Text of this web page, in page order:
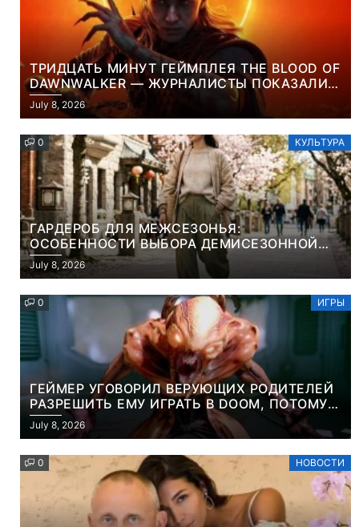
ТРИДЦАТЬ МИНУТ ГЕЙМПЛЕЯ THE BLOOD OF
DAWNWALKER — ЖУРНАЛИСТЫ ПОКАЗАЛИ
НАЧАЛО НОВОЙ ИГРЫ ОТ ВЕТЕРАНОВ CD
PROJEKT RED
July 8, 2026
0 КУЛЬТУРА
ГАРДЕРОБ ДЛЯ МЕЖСЕЗОНЬЯ:
ОСОБЕННОСТИ ВЫБОРА ДЕМИСЕЗОННОЙ
ПАРКИ И ЭЛЕГАНТНОГО ЖЕНСКОГО ПЛАЩА
July 8, 2026
0 ИГРЫ
ГЕЙМЕР УГОВОРИЛ ВЕРУЮЩИХ РОДИТЕЛЕЙ
РАЗРЕШИТЬ ЕМУ ИГРАТЬ В DOOM, ПОТОМУ
ЧТО ЭТО ХРИСТИАНСКАЯ ИГРА ПРО
УБИЙСТВО ДЕМОНОВ
July 8, 2026
0 НОВОСТИ